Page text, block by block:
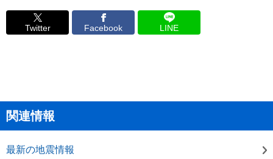
Twitter Facebook LINE
関連情報
最新の地震情報